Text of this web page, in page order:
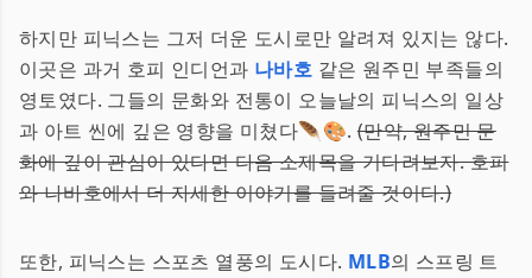
하지만 피닉스는 그저 더운 도시로만 알려져 있지는 않다.
이곳은 과거 호피 인디언과 나바호 같은 원주민 부족들의
영토였다. 그들의 문화와 전통이 오늘날의 피닉스의 일상
과 아트 씬에 깊은 영향을 미쳤다🪶🎨.(만약, 원주민 문
화에 깊이 관심이 있다면 다음 소제목을 기다려보자. 호피
와 나바호에서 더 자세한 이야기를 들려줄 것이다.)
또한, 피닉스는 스포츠 열풍의 도시다. MLB의 스프링 트